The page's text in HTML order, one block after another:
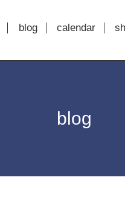
blog calendar
blog